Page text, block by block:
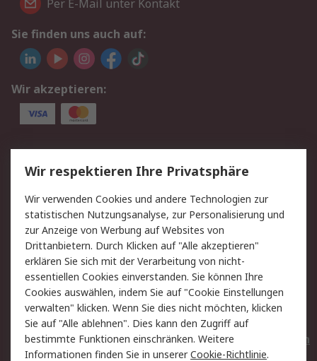
Per E-Mail unter Kontakt
Sie finden uns auch auf:
Wir akzeptieren:
Service
Value Added Services
Lieferlösungen
Rücksendungen
Kontakt
Hilfe
Privatkunden
Rechtliches
AGB
Datenschutz
Cookie-Richtlinie
Zahlungsbedingungen
Copyright/Impressum
Entsorgung
Elektrogeräte/Batterien
Wir respektieren Ihre Privatsphäre
Wir verwenden Cookies und andere Technologien zur
statistischen Nutzungsanalyse, zur Personalisierung und
zur Anzeige von Werbung auf Websites von
Drittanbietern. Durch Klicken auf "Alle akzeptieren"
erklären Sie sich mit der Verarbeitung von nicht-
essentiellen Cookies einverstanden. Sie können Ihre
Cookies auswählen, indem Sie auf "Cookie Einstellungen
verwalten" klicken. Wenn Sie dies nicht möchten, klicken
Sie auf "Alle ablehnen". Dies kann den Zugriff auf
bestimmte Funktionen einschränken. Weitere
Informationen finden Sie in unsererCookie-Richtlinie.